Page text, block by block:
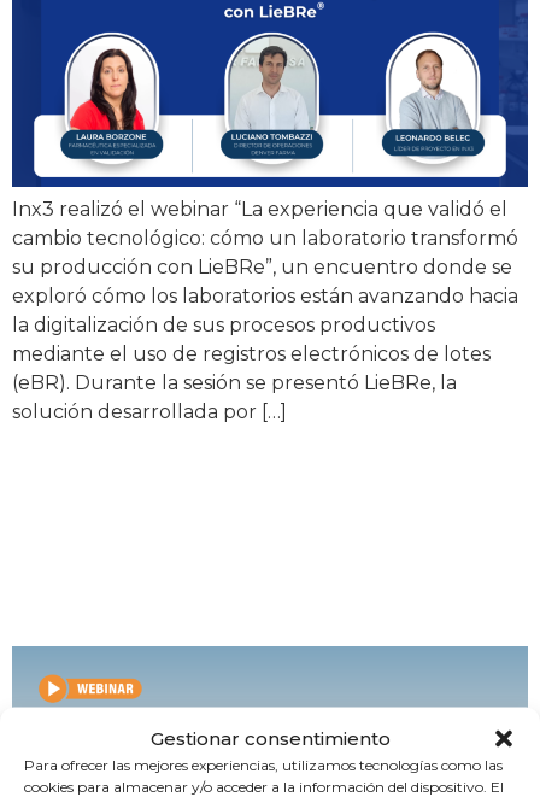
Gestionar consentimiento
Para ofrecer las mejores experiencias, utilizamos tecnologías como las
cookies para almacenar y/o acceder a la información del dispositivo. El
Inx3 realizó el webinar “La experiencia que validó el
cambio tecnológico: cómo un laboratorio transformó
su producción con LieBRe”, un encuentro donde se
exploró cómo los laboratorios están avanzando hacia
la digitalización de sus procesos productivos
mediante el uso de registros electrónicos de lotes
(eBR). Durante la sesión se presentó LieBRe, la
solución desarrollada por […]